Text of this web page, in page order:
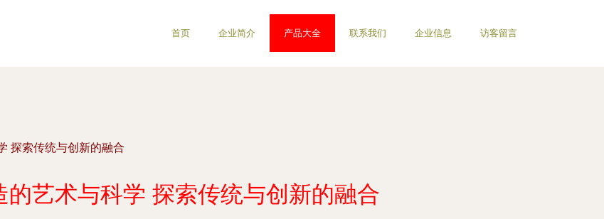
首页 企业简介 产品大全 联系我们 企业信息 访客留言
探索传统与创新的融合
的艺术与科学 探索传统与创新的融合